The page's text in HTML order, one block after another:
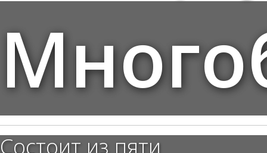
Состоит из пяти